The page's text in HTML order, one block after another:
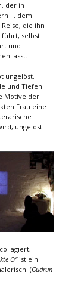
der in
… dem
die ihn
führt, selbst
und
lässt.
ungelöst.
und Tiefen
Motive der
Frau eine
ungelöst
O“ist ein
(Gudrun